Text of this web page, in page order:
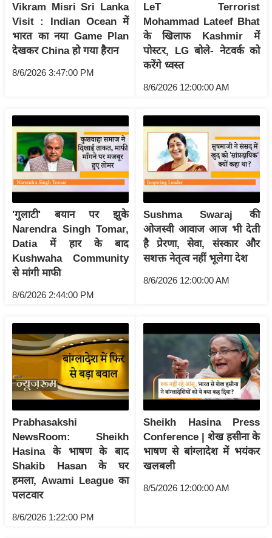
.
आ
र
.
आ
चा
य
प
र
स
मी
क्षा
ध
र्म
ज्यो
ष
प्र
भु
म
मा
/
ध
र्म
स्थ
ल
व्र
त
त्यो
Vikram Misri Sri Lanka
Visit : Indian Ocean में
भारत का नया Game Plan
देखकर China हो गया हैरान
8/6/2026 3:47:00 PM
LeT Terrorist
Mohammad Lateef Bhat
के खिलाफ Kashmir में
पोस्टर, LG बोले- नेटवर्क को
करेंगे ध्वस्त
8/6/2026 12:00:00 AM
'गुलाटी' बयान पर झुके
Narendra Singh Tomar,
Datia में हार के बाद
Kushwaha Community
से मांगी माफी
8/6/2026 2:44:00 PM
Sushma Swaraj की
ओजस्वी आवाज आज भी देती
है प्रेरणा, सेवा, संस्कार और
सशक्त नेतृत्व नहीं भूलेगा देश
8/6/2026 12:00:00 AM
Prabhasakshi
NewsRoom: Sheikh
Hasina के भाषण के बाद
Shakib Hasan के घर
हमला, Awami League का
पलटवार
8/6/2026 1:22:00 PM
Sheikh Hasina Press
Conference | शेख हसीना के
भाषण से बांग्लादेश में भयंकर
खलबली
8/5/2026 12:00:00 AM